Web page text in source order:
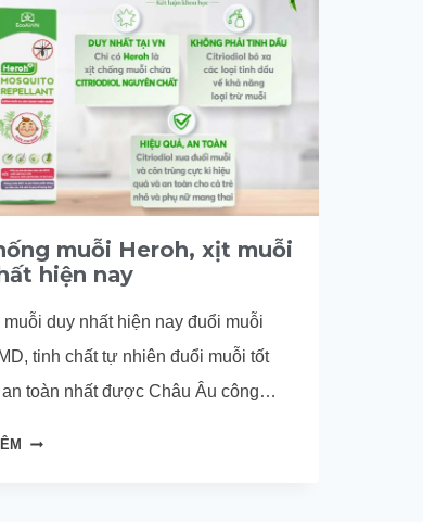
muỗi Heroh, xịt muỗi
hiện nay
muỗi duy nhất hiện nay đuổi muỗi
tinh chất tự nhiên đuổi muỗi tốt
an toàn nhất được Châu Âu công
XỊT